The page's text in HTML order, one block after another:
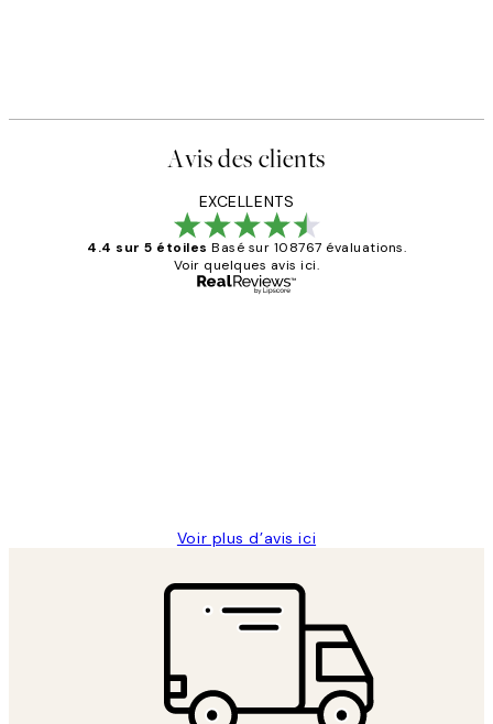
Avis des clients
EXCELLENTS
4.4 sur 5 étoiles Basé sur 108767 évaluations.
Voir quelques avis ici.
Voir plus d’avis ici